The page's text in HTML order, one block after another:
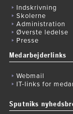
Indskrivning
Skolerne
Administration
Øverste ledelse
Presse
Medarbejderlinks
Webmail
IT-links for
Sputniks